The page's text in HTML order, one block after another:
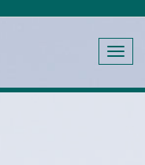
Toggle